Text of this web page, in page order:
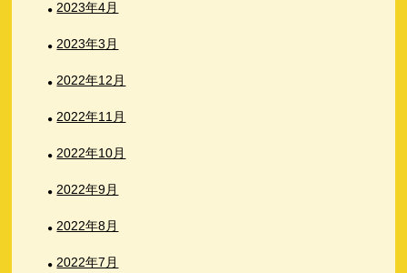
2023年4月
2023年3月
2022年12月
2022年11月
2022年10月
2022年9月
2022年8月
2022年7月